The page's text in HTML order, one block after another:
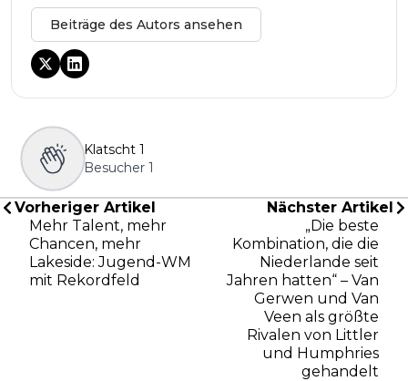
Beiträge des Autors ansehen
Klatscht 1
Besucher 1
Vorheriger Artikel
Mehr Talent, mehr
Chancen, mehr
Lakeside: Jugend-WM
mit Rekordfeld
Nächster Artikel
„Die beste
Kombination, die die
Niederlande seit
Jahren hatten“ – Van
Gerwen und Van
Veen als größte
Rivalen von Littler
und Humphries
gehandelt